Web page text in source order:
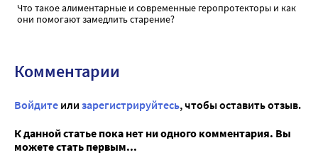
Что такое алиментарные и современные геропротекторы и как
они помогают замедлить старение?
Комментарии
Войдите или зарегистрируйтесь, чтобы оставить отзыв.
К данной статье пока нет ни одного комментария. Вы
можете стать первым...